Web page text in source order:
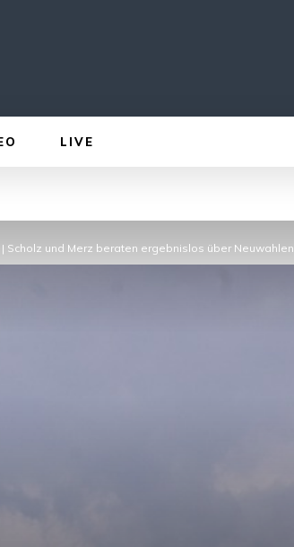
LIVE
Scholz und Merz beraten ergebnislos über Neuwahlen